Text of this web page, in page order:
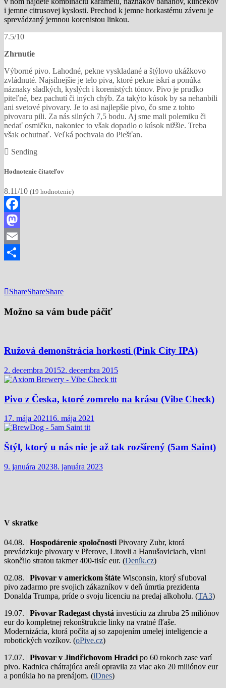
i jemne citrusovej kyslosti. Prechod k jemne horkastému záveru je
sprevádzaný jemnou korenistou linkou.
7.5/10
Zhrnutie
Výborné pivo. Lahodné, pekne vyskladané a štýlovo ukážkovo
zvládnuté. Najsilnejšie je telo piva, ktoré pekne iskrí a ponúka
náznaky sladkých, kyslých i korenistých tónov. Pivo je prudko
piteľné, bez pachutí či iných chýb. Za takýto kúsok by sa nehanbili
ani svetové pivovary. Je to asi najlepšie pivo, čo sme z tohto
pivovaru pili. Za nás silných 7,5 bodu. Aj sme mali polemiku či
nedať osmičku, nakoniec to však dopadlo o kúsok nižšie. Treba
však ochutnať. Veľká pochvala do Piešťan.
Sending
Hodnotenie čitateľov
8.11/10 (19 hodnotenie)
Facebook
Mastodon
Email
ShareShareShare
Možno sa vám bude páčiť
Ružová demonštrácia horkosti (Pink City IPA)
2. decembra 20152. decembra 2015
Pivo z Česka, ktoré zomrelo na krásu (Vibe Check)
17. mája 202116. mája 2021
Štýl, ktorý u nás nie je až tak rozšírený (5am Saint)
9. januára 20238. januára 2023
V skratke
04.08. | Hospodárenie spoločnostiPivovary Zubr, ktorá
prevádzkuje pivovary v Přerove, Litovli a Hanušoviciach, vlani
skončilo stratou takmer 400-tisíc eur. (Deník.cz)
02.08. | Pivovar v americkom štáte Wisconsin, ktorý sľuboval
pivo zadarmo pre svojich zákazníkov v deň úmrtia prezidenta
Donalda Trumpa, príde o svoju licenciu na predaj alkoholu. (TA3)
19.07. | Pivovar Radegast chystá investíciu za zhruba 25 miliónov
eur do kompletnej rekonštrukcie linky na vratné fľaše.
Modernizácia, ktorá počíta aj so zapojením umelej inteligencie a
robotických vozíkov. (oPive.cz)
17.07. | Pivovar v Jindřichovom Hradcipo 60 rokoch zase varí
pivo. Radnica chátrajúca areál opravila za viac ako 20 miliónov eur
a ponúkla ho na prenájom. (iDnes)